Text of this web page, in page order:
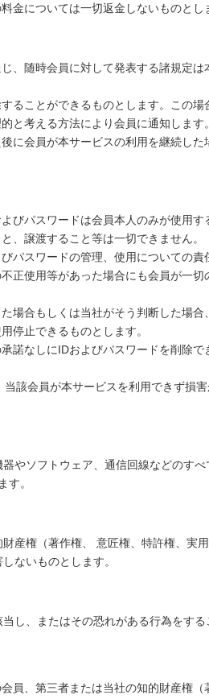
金については一切返金しないものとし
、随時会員に対して発表する諸規定は
ることができるものとします。この場
と考える方法により会員に通知します。
に会員が本サービスの利用を継続した
びパスワードは会員本人のみが使用す
、譲渡すること等は一切できません。
パスワードの管理、使用についての責
正使用等があった場合にも会員が一切
場合もしくは当社がそう判断した場合
停止できるものとします。
諾なしにIDおよびパスワードを削除で
該会員が本サービスを利用できず損
やソフトウェア、通信回線などのす
す。
産権（著作権、 意匠権、特許権、実
ないものとします。
し、またはその恐れがある行為をする
員、第三者または当社の知的財産権（